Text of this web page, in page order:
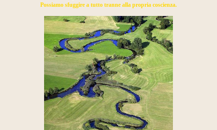
Possiamo sfuggire a tutto tranne alla propria coscienza.